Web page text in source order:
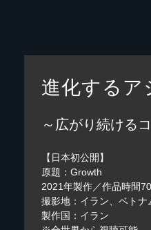
進化するア
～広がり続ける
【日本初公開】
原題：Growth
2021年製作／作品時間
撮影地：イラン、ベトナ
製作国：イラン